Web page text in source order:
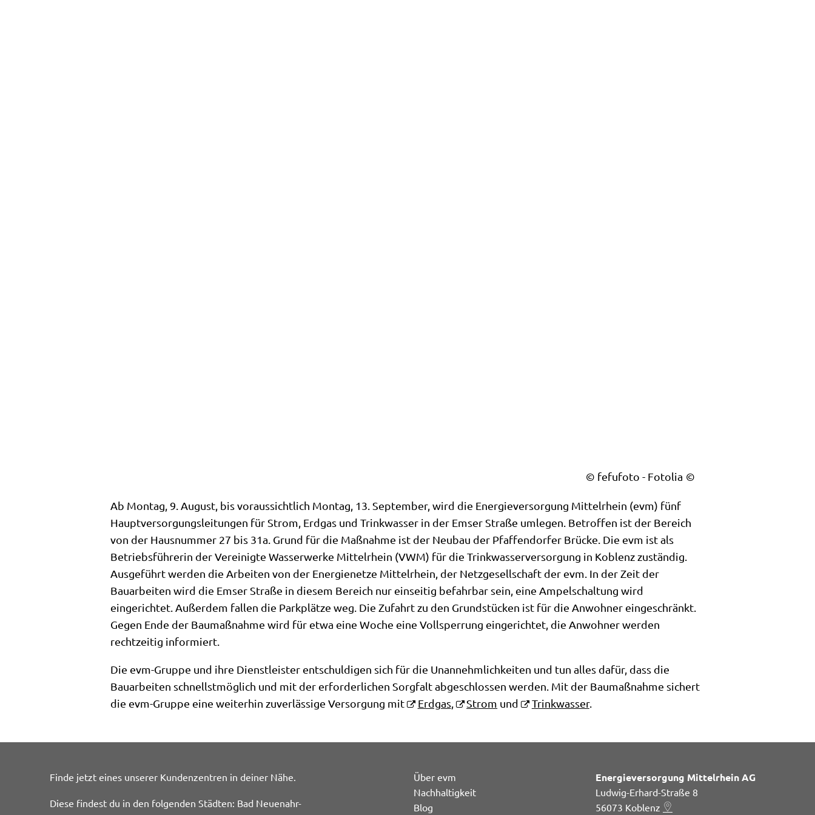
© fefufoto - Fotolia
Ab Montag, 9. August, bis voraussichtlich Montag, 13. September, wird die Energieversorgung Mittelrhein (evm) fünf
Hauptversorgungsleitungen für Strom, Erdgas und Trinkwasser in der Emser Straße umlegen. Betroffen ist der Bereich
von der Hausnummer 27 bis 31a. Grund für die Maßnahme ist der Neubau der Pfaffendorfer Brücke. Die evm ist als
Betriebsführerin der Vereinigte Wasserwerke Mittelrhein (VWM) für die Trinkwasserversorgung in Koblenz zuständig.
Ausgeführt werden die Arbeiten von der Energienetze Mittelrhein, der Netzgesellschaft der evm. In der Zeit der
Bauarbeiten wird die Emser Straße in diesem Bereich nur einseitig befahrbar sein, eine Ampelschaltung wird
eingerichtet. Außerdem fallen die Parkplätze weg. Die Zufahrt zu den Grundstücken ist für die Anwohner eingeschränkt.
Gegen Ende der Baumaßnahme wird für etwa eine Woche eine Vollsperrung eingerichtet, die Anwohner werden
rechtzeitig informiert.
Die evm-Gruppe und ihre Dienstleister entschuldigen sich für die Unannehmlichkeiten und tun alles dafür, dass die
Bauarbeiten schnellstmöglich und mit der erforderlichen Sorgfalt abgeschlossen werden. Mit der Baumaßnahme sichert
die evm-Gruppe eine weiterhin zuverlässige Versorgung mit
Erdgas, Strom und Trinkwasser.
Finde jetzt eines unserer Kundenzentren in deiner Nähe.
Diese findest du in den folgenden Städten: Bad Neuenahr-
Über evm
Nachhaltigkeit
Blog
Energieversorgung Mittelrhein AG
Ludwig-Erhard-Straße 8
56073 Koblenz